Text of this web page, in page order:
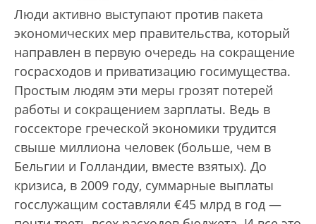
Люди активно выступают против пакета
экономических мер правительства, который
направлен в первую очередь на сокращение
госрасходов и приватизацию госимущества.
Простым людям эти меры грозят потерей
работы и сокращением зарплаты. Ведь в
госсекторе греческой экономики трудится
свыше миллиона человек (больше, чем в
Бельгии и Голландии, вместе взятых). До
кризиса, в 2009 году, суммарные выплаты
госслужащим составляли €45 млрд в год —